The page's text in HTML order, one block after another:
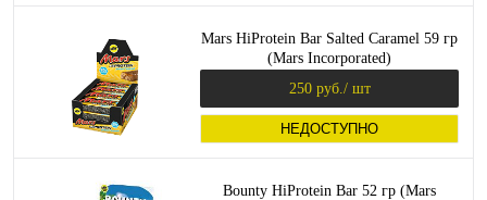
Mars HiProtein Bar Salted Caramel 59 гр
(Mars Incorporated)
250 руб. / шт
НЕДОСТУПНО
Bounty HiProtein Bar 52 гр (Mars